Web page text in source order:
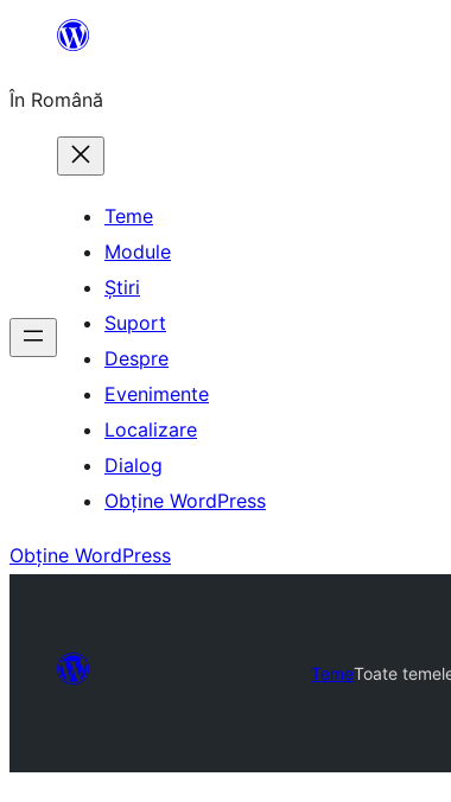
conținut
În Română
Teme
Module
Știri
Suport
Despre
Evenimente
Localizare
Dialog
Obține WordPress
Obține WordPress
TemeToate